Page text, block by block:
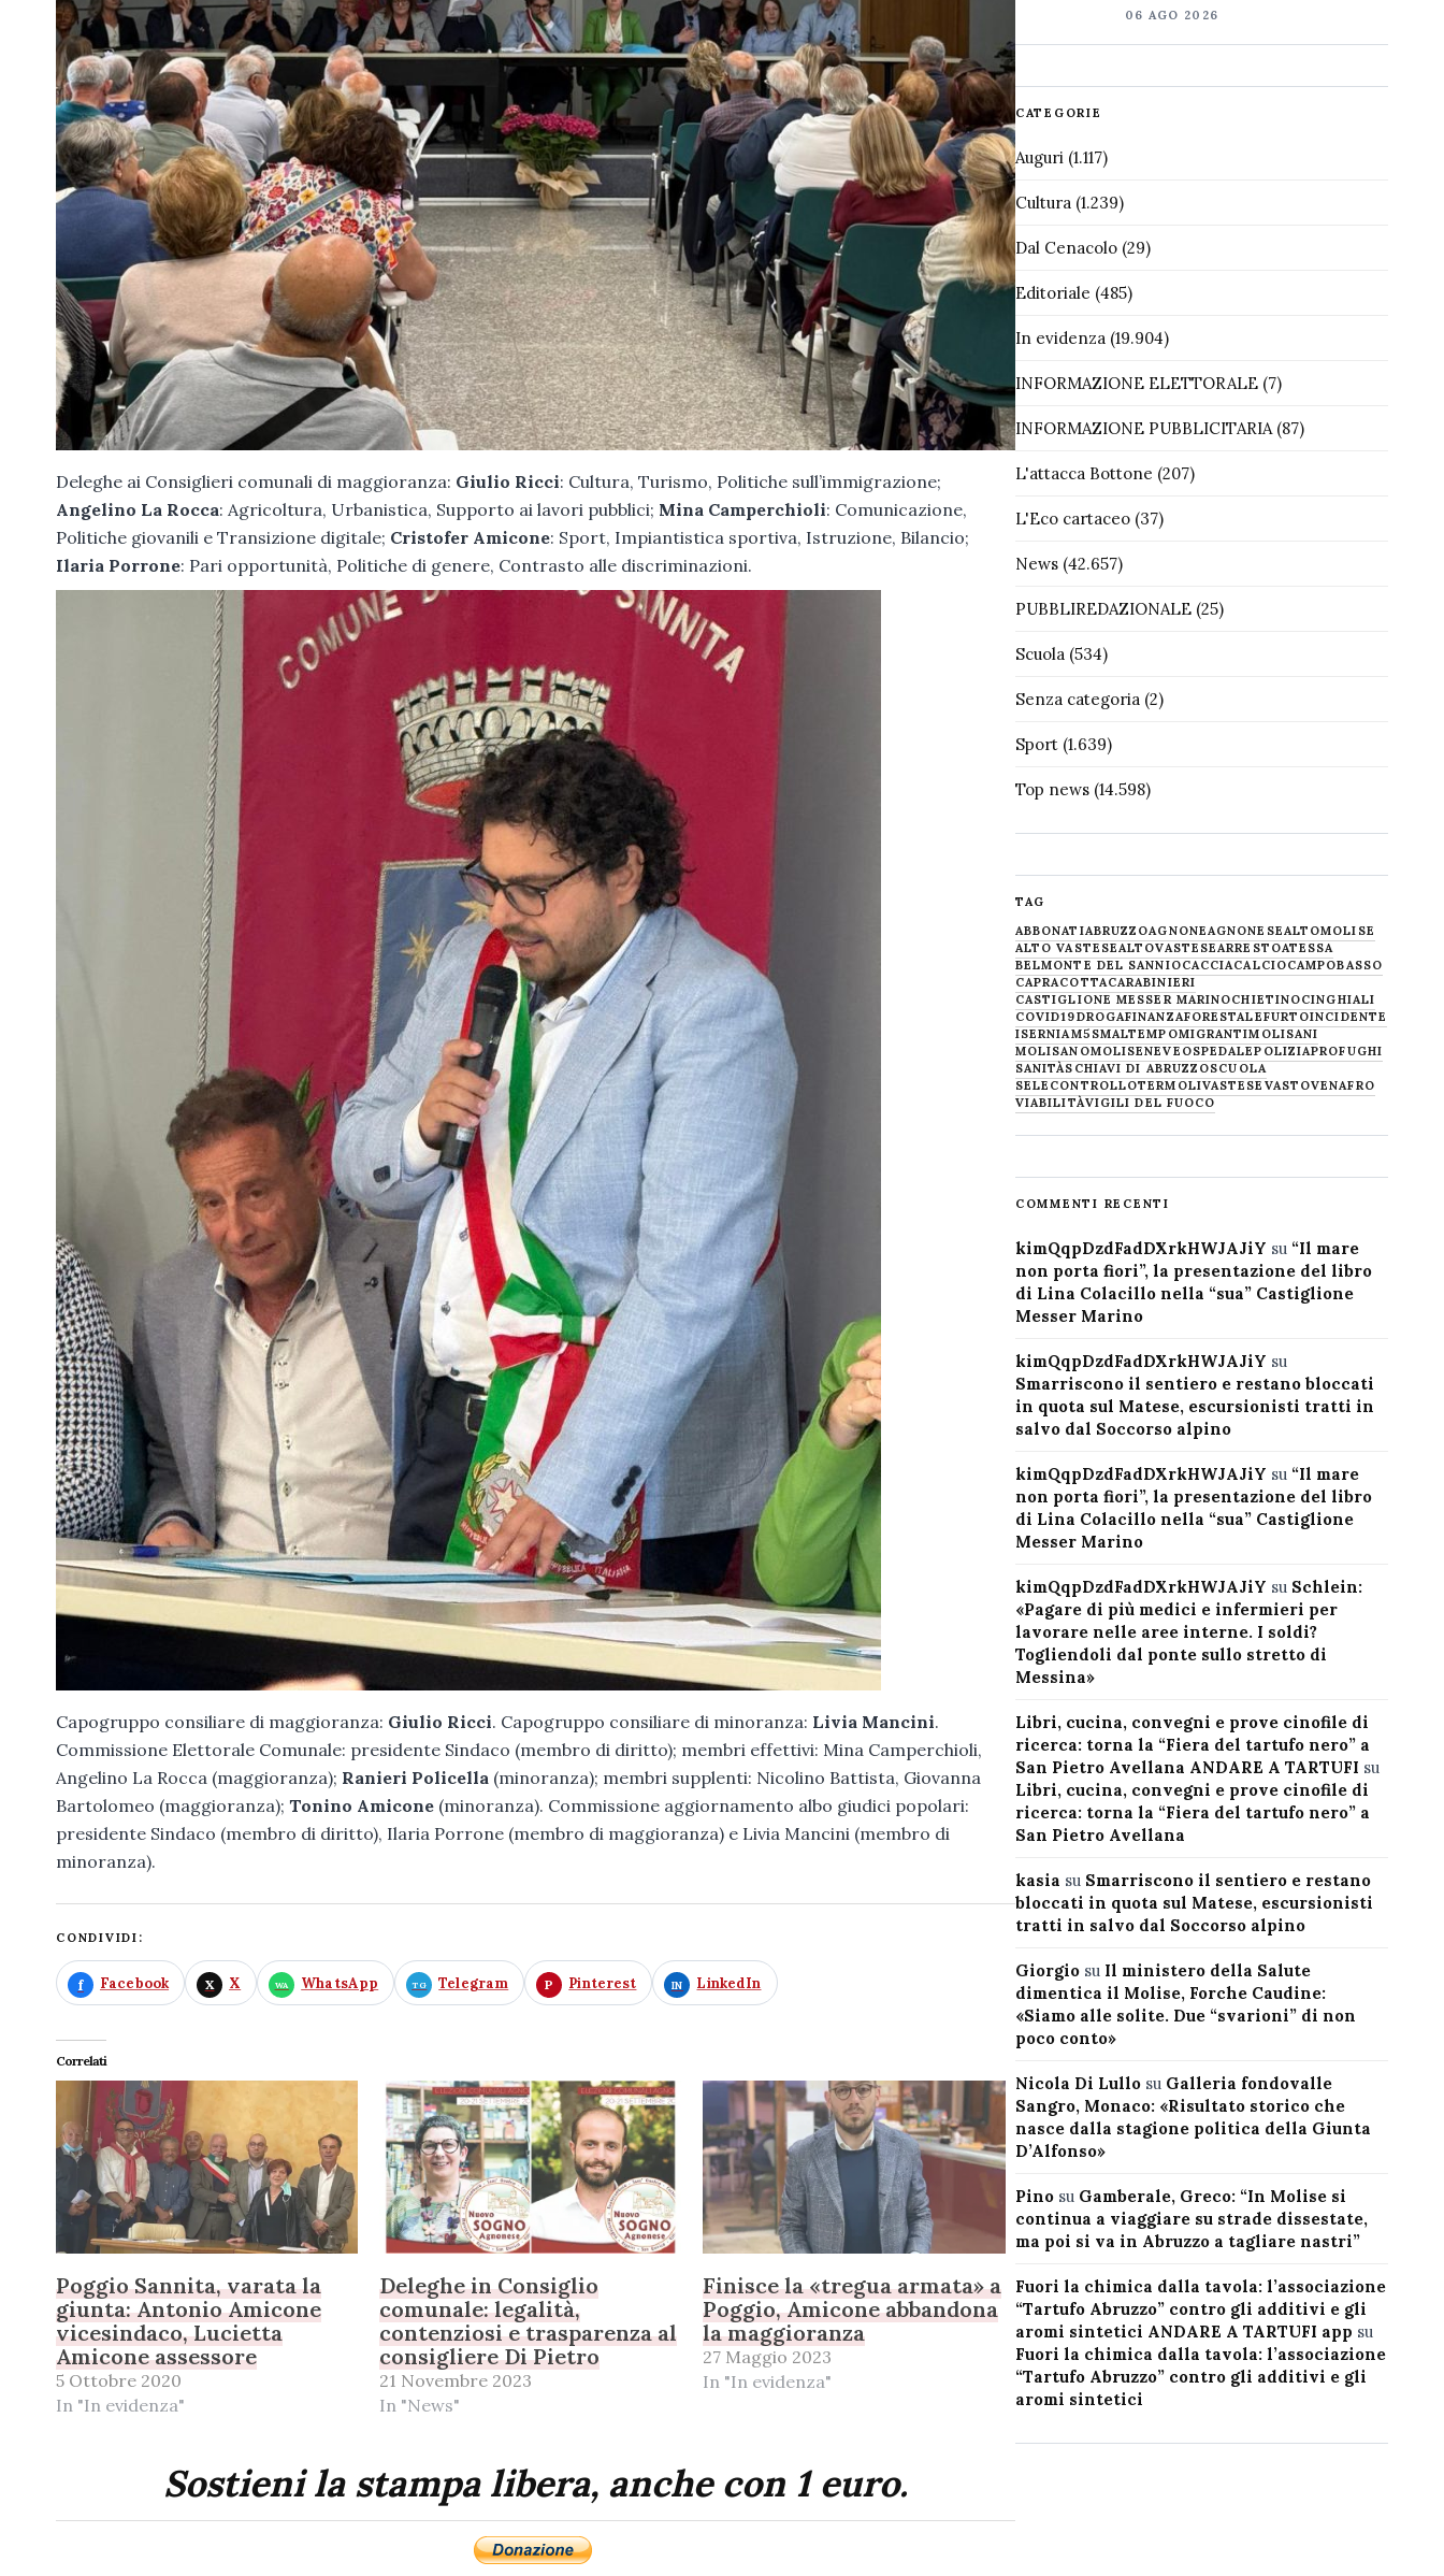
Deleghe ai Consiglieri comunali di maggioranza: Giulio Ricci: Cultura, Turismo, Politiche sull’immigrazione;
Angelino La Rocca: Agricoltura, Urbanistica, Supporto ai lavori pubblici; Mina Camperchioli: Comunicazione,
Politiche giovanili e Transizione digitale; Cristofer Amicone: Sport, Impiantistica sportiva, Istruzione, Bilancio;
Ilaria Porrone: Pari opportunità, Politiche di genere, Contrasto alle discriminazioni.
Capogruppo consiliare di maggioranza: Giulio Ricci. Capogruppo consiliare di minoranza: Livia Mancini.
Commissione Elettorale Comunale: presidente Sindaco (membro di diritto); membri effettivi: Mina Camperchioli,
Angelino La Rocca (maggioranza); Ranieri Policella (minoranza); membri supplenti: Nicolino Battista, Giovanna
Bartolomeo (maggioranza); Tonino Amicone (minoranza). Commissione aggiornamento albo giudici popolari:
presidente Sindaco (membro di diritto), Ilaria Porrone (membro di maggioranza) e Livia Mancini (membro di
minoranza).
CONDIVIDI:
Facebook X WhatsApp Telegram Pinterest LinkedIn
Correlati
Poggio Sannita, varata la
giunta: Antonio Amicone
vicesindaco, Lucietta
Amicone assessore
5 Ottobre 2020
In "In evidenza"
Deleghe in Consiglio
comunale: legalità,
contenziosi e trasparenza al
consigliere Di Pietro
21 Novembre 2023
In "News"
Finisce la «tregua armata» a
Poggio, Amicone abbandona
la maggioranza
27 Maggio 2023
In "In evidenza"
Sostieni la stampa libera, anche con 1 euro.
06 AGO 2026
CATEGORIE
Auguri(1.117)
Cultura(1.239)
Dal Cenacolo(29)
Editoriale (485)
In evidenza(19.904)
INFORMAZIONE ELETTORALE(7)
INFORMAZIONE PUBBLICITARIA(87)
L'attacca Bottone (207)
L'Eco cartaceo(37)
News(42.657)
PUBBLIREDAZIONALE(25)
Scuola(534)
Senza categoria(2)
Sport(1.639)
Top news(14.598)
TAG
ABBONATIABRUZZOAGNONEAGNONESEALTOMOLISE
ALTO VASTESEALTOVASTESEARRESTOATESSA
BELMONTE DEL SANNIOCACCIACALCIOCAMPOBASSO
CAPRACOTTACARABINIERI
CASTIGLIONE MESSER MARINOCHIETINOCINGHIALI
COVID19DROGAFINANZAFORESTALEFURTOINCIDENTE
ISERNIAM5SMALTEMPOMIGRANTIMOLISANI
MOLISANOMOLISENEVE OSPEDALEPOLIZIAPROFUGHI
SANITÀSCHIAVI DI ABRUZZOSCUOLA
SELECONTROLLOTERMOLIVASTESE VASTOVENAFRO
VIABILITÀVIGILI DEL FUOCO
COMMENTI RECENTI
kimQqpDzdFadDXrkHWJAJiY su “Il mare
non porta fiori”, la presentazione del libro
di Lina Colacillo nella “sua” Castiglione
Messer Marino
kimQqpDzdFadDXrkHWJAJiY su
Smarriscono il sentiero e restano bloccati
in quota sul Matese, escursionisti tratti in
salvo dal Soccorso alpino
kimQqpDzdFadDXrkHWJAJiY su “Il mare
non porta fiori”, la presentazione del libro
di Lina Colacillo nella “sua” Castiglione
Messer Marino
kimQqpDzdFadDXrkHWJAJiY su Schlein:
«Pagare di più medici e infermieri per
lavorare nelle aree interne. I soldi?
Togliendoli dal ponte sullo stretto di
Messina»
Libri, cucina, convegni e prove cinofile di
ricerca: torna la “Fiera del tartufo nero” a
San Pietro Avellana ANDARE A TARTUFI su
Libri, cucina, convegni e prove cinofile di
ricerca: torna la “Fiera del tartufo nero” a
San Pietro Avellana
kasia su Smarriscono il sentiero e restano
bloccati in quota sul Matese, escursionisti
tratti in salvo dal Soccorso alpino
Giorgiosu Il ministero della Salute
dimentica il Molise, Forche Caudine:
«Siamo alle solite. Due “svarioni” di non
poco conto»
Nicola Di Lullosu Galleria fondovalle
Sangro, Monaco: «Risultato storico che
nasce dalla stagione politica della Giunta
D’Alfonso»
Pinosu Gamberale, Greco: “In Molise si
continua a viaggiare su strade dissestate,
ma poi si va in Abruzzo a tagliare nastri”
Fuori la chimica dalla tavola: l’associazione
“Tartufo Abruzzo” contro gli additivi e gli
aromi sintetici ANDARE A TARTUFI app su
Fuori la chimica dalla tavola: l’associazione
“Tartufo Abruzzo” contro gli additivi e gli
aromi sintetici